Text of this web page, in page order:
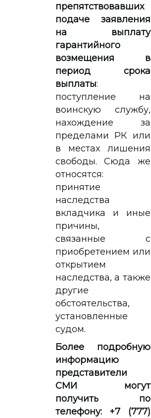
препятствовавших
подаче заявления
на выплату
гарантийного
возмещения в
период срока
выплаты:
поступление на
воинскую службу,
нахождение за
пределами РК или
в местах лишения
свободы. Сюда же
относятся:
принятие
наследства
вкладчика и иные
причины,
связанные с
приобретением или
открытием
наследства, а также
другие
обстоятельства,
установленные
судом.
Более подробную
информацию
представители
СМИ могут
получить по
телефону: +7 (777)